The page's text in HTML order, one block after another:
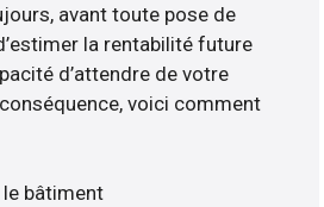
avant toute pose de
la rentabilité future
d’attendre de votre
voici comment
le bâtiment